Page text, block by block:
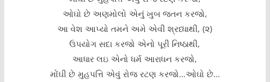
ઓઘો છે અણમોલો એનું ખુબ જતન કરજો,
આ વેશ આપ્યો તમને અમે એવી શ્રધ્ધાથી, (૨)
ઉપયોગ સદા કરજો એનો પૂરી નિષ્ઠાથી,
આધાર લઇ એનો ધર્મ આરાધન કરજો,
મોંઘી છે મુહપત્તિ એવું રોજ રટણ કરજો…ઓઘો છે…